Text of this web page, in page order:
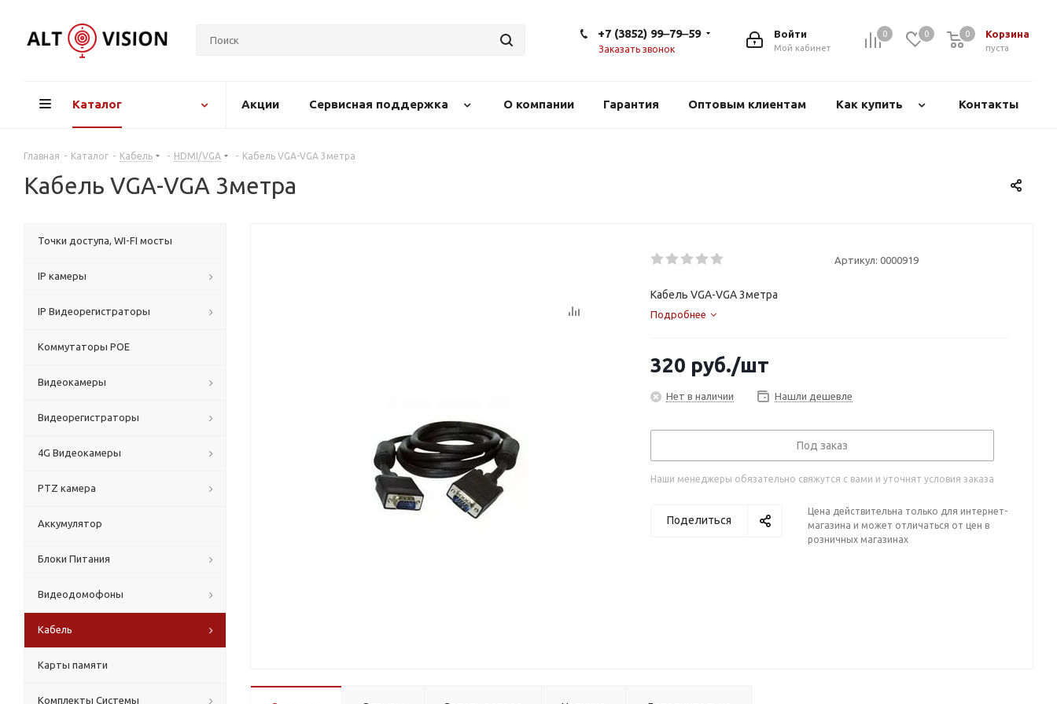
0 0 Корзина
пуста
0
Войти
Мой кабинет
+7 (3852) 99‒79‒59
Заказать звонок
Каталог Акции Сервисная поддержка О компании Гарантия Оптовым клиентам Как купить Контакты
Главная - Каталог - Кабель - HDMI/VGA - Кабель VGA-VGA 3метра
Кабель VGA-VGA 3метра
Артикул: 0000919
Кабель VGA-VGA 3метра
Подробнее
320 руб./шт
Нет в наличии Нашли дешевле
Под заказ
Наши менеджеры обязательно свяжутся с вами и уточнят условия заказа
Поделиться
Цена действительна только для интернет-
магазина и может отличаться от цен в
розничных магазинах
Точки доступа, WI-FI мосты
IP камеры
IP Видеорегистраторы
Коммутаторы POE
Видеокамеры
Видеорегистраторы
4G Видеокамеры
PTZ камера
Аккумулятор
Блоки Питания
Видеодомофоны
Кабель
Карты памяти
Комплекты Системы